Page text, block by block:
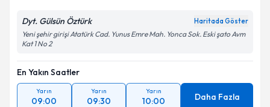
Dyt. Gülsün Öztürk Haritada Göster
Yeni şehir girişi Atatürk Cad. Yunus Emre Mah. Yonca Sok. Eski şato Avm
Kat 1 No 2
En Yakın Saatler
Yarın
09:00
Yarın
09:30
Yarın
10:00 Daha Fazla